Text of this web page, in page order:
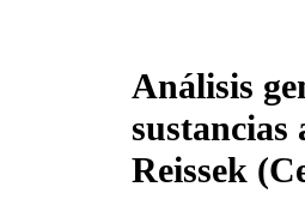
Análisis
sustancias
Reissek